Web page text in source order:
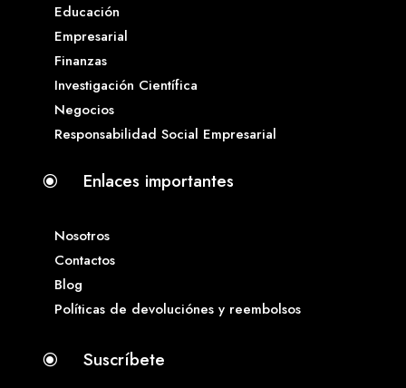
Educación
Empresarial
Finanzas
Investigación Científica
Negocios
Responsabilidad Social Empresarial
\ Enlaces importantes
Nosotros
Contactos
Blog
Políticas de devoluciónes y reembolsos
\ Suscríbete